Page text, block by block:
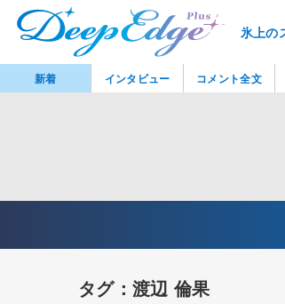
氷上の
タグ：渡辺 倫果
新着 インタビュー コメント全文